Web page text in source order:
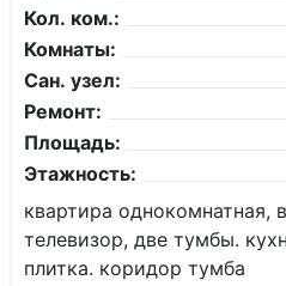
Кол. ком.:
Комнаты:
Сан. узел:
Ремонт:
Площадь:
Этажность:
квартира однокомнатная,
телевизор, две тумбы.
плитка. коридор тумба